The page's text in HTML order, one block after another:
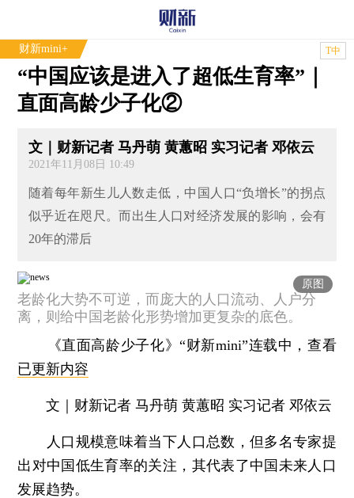
财新mini+ T中
“中国应该是进入了超低生育率”｜
直面高龄少子化②
文｜财新记者 马丹萌 黄蕙昭 实习记者 邓依云
2021年11月08日 10:49
随着每年新生儿人数走低，中国人口“负增长”的拐点
似乎近在咫尺。而出生人口对经济发展的影响，会有
20年的滞后
原图
老龄化大势不可逆，而庞大的人口流动、人户分
离，则给中国老龄化形势增加更复杂的底色。
《直面高龄少子化》“财新mini”连载中，查看
已更新内容
文｜财新记者 马丹萌 黄蕙昭 实习记者 邓依云
人口规模意味着当下人口总数，但多名专家提
出对中国低生育率的关注，其代表了中国未来人口
发展趋势。